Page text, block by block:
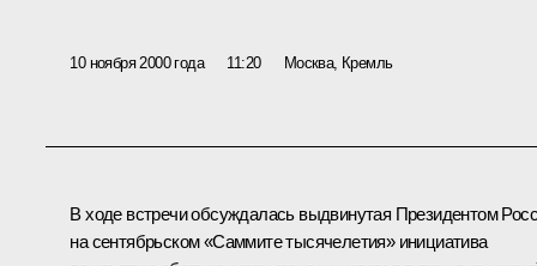
10 ноября 2000 года 11:20 Москва, Кремль
В ходе встречи обсуждалась выдвинутая Президентом
на сентябрьском «Саммите тысячелетия» инициатива